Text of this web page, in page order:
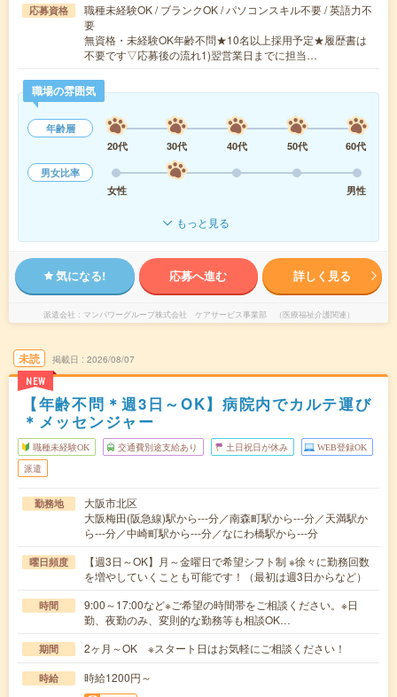
応募資格
職種未経験OK / ブランクOK / パソコンスキル不要 / 英語力不
要
無資格・未経験OK年齢不問★10名以上採用予定★履歴書は
不要です▽応募後の流れ1)翌営業日までに担当…
職場の雰囲気
年齢層
20代
30代 40代 50代
60代
男女比率
女性
男性
もっと見る
気になる! 応募へ進む 詳しく見る
派遣会社 マンパワーグループ株式会社 ケアサービス事業部 （医療福祉介護関連）
未読
NEW
掲載日 2026/08/07
【年齢不問＊週3日～OK】病院内でカルテ運び
＊メッセンジャー
職種未経験OK 交通費別途支給あり 土日祝日が休み WEB登録OK
派遣
勤務地
大阪市北区
大阪梅田(阪急線)駅から---分／南森町駅から---分／天満駅か
ら---分／中崎町駅から---分／なにわ橋駅から---分
曜日頻度
【週3日～OK】月～金曜日で希望シフト制 ※徐々に勤務回数
を増やしていくことも可能です！（最初は週3日からなど）
時間
9:00～17:00など※ご希望の時間帯をご相談ください。※日
勤、夜勤のみ、変則的な勤務等も相談OK…
期間 2ヶ月～OK ※スタート日はお気軽にご相談ください！
時給 時給1200円～